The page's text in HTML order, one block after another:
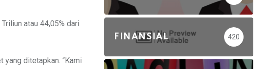
atau 44,05% dari
ditetapkan. “Kami
FINANSIAL 420